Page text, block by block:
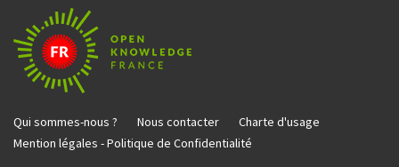
Qui sommes-nous ? Nous contacter
Charte d'usage
Mention légales - Politique de Confidentialité